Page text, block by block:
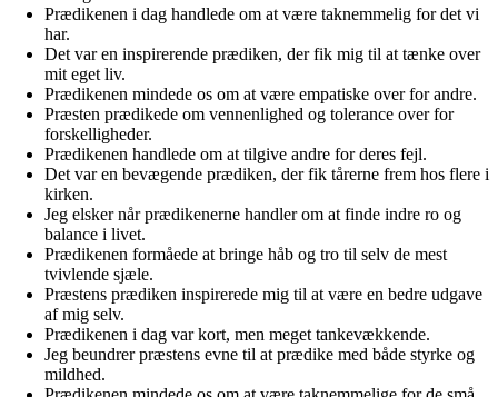
Prædikenen i dag handlede om at være taknemmelig for det vi
har.
Det var en inspirerende prædiken, der fik mig til at tænke over
mit eget liv.
Prædikenen mindede os om at være empatiske over for andre.
Præsten prædikede om vennenlighed og tolerance over for
forskelligheder.
Prædikenen handlede om at tilgive andre for deres fejl.
Det var en bevægende prædiken, der fik tårerne frem hos flere i
kirken.
Jeg elsker når prædikenerne handler om at finde indre ro og
balance i livet.
Prædikenen formåede at bringe håb og tro til selv de mest
tvivlende sjæle.
Præstens prædiken inspirerede mig til at være en bedre udgave
af mig selv.
Prædikenen i dag var kort, men meget tankevækkende.
Jeg beundrer præstens evne til at prædike med både styrke og
mildhed.